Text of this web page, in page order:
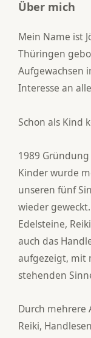
Über mich
Mein Name ist
Thüringen
Aufgewachsen
Interesse an
Schon als Kind
1989
Kinder wurde
unseren fünf
wieder
Edelsteine,
auch das
aufgezeigt, mit
stehenden
Durch mehrere
Reiki,